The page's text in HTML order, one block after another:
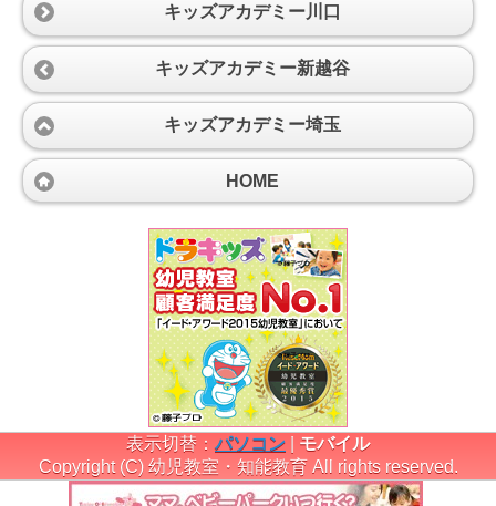
キッズアカデミー川口
キッズアカデミー新越谷
キッズアカデミー埼玉
HOME
表示切替：パソコン
モバイル
Copyright (C) 幼児教室・知能教育 All rights reserved.